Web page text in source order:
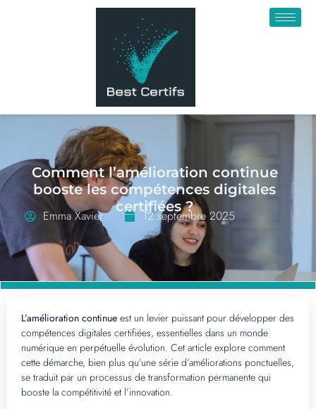
Comment l’amélioration continue
booste les compétences digitales
certifiées ?
Emma Xavier 12 septembre 2025
L’amélioration continue est un levier puissant pour développer des
compétences digitales certifiées, essentielles dans un monde
numérique en perpétuelle évolution. Cet article explore comment
cette démarche, bien plus qu’une série d’améliorations ponctuelles,
se traduit par un processus de transformation permanente qui
booste la compétitivité et l’innovation.